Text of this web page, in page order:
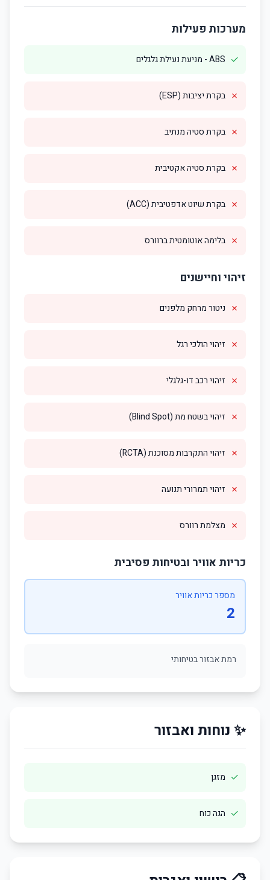
מערכות פעילות
✓ ABS - מניעת נעילת גלגלים
✗ בקרת יציבות (ESP)
✗ בקרת סטיה מנתיב
✗ בקרת סטיה אקטיבית
✗ בקרת שיוט אדפטיבית (ACC)
✗ בלימה אוטומטית ברוורס
זיהוי וחיישנים
✗ ניטור מרחק מלפנים
✗ זיהוי הולכי רגל
✗ זיהוי רכב דו-גלגלי
✗ זיהוי בשטח מת (Blind Spot)
✗ זיהוי התקרבות מסוכנת (RCTA)
✗ זיהוי תמרורי תנועה
✗ מצלמת רוורס
כריות אוויר ובטיחות פסיבית
מספר כריות אוויר
2
רמת אבזור בטיחותי
✨ נוחות ואבזור
✓ מזגן
✓ הגה כוח